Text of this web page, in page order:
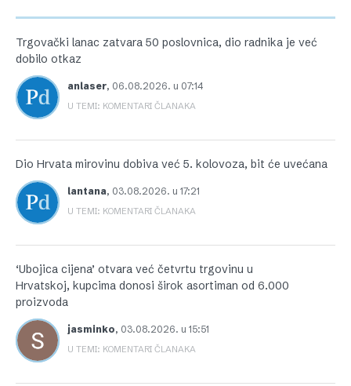
Trgovački lanac zatvara 50 poslovnica, dio radnika je već
dobilo otkaz
anlaser, 06.08.2026. u 07:14
U TEMI: KOMENTARI ČLANAKA
Dio Hrvata mirovinu dobiva već 5. kolovoza, bit će uvećana
lantana, 03.08.2026. u 17:21
U TEMI: KOMENTARI ČLANAKA
‘Ubojica cijena’ otvara već četvrtu trgovinu u
Hrvatskoj, kupcima donosi širok asortiman od 6.000
proizvoda
jasminko, 03.08.2026. u 15:51
U TEMI: KOMENTARI ČLANAKA